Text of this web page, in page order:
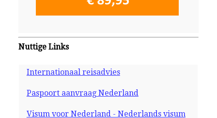
Nuttige Links
Internationaal reisadvies
Paspoort aanvraag Nederland
Visum voor Nederland - Nederlands visum